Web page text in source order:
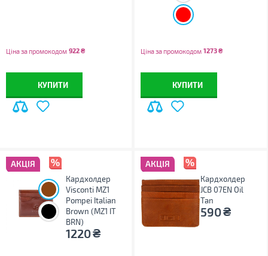
Ціна за промокодом 922₴
КУПИТИ
Ціна за промокодом 1273₴
КУПИТИ
АКЦІЯ
Кардхолдер
Visconti MZ1
Pompei Italian
Brown (MZ1 IT
BRN)
1220₴
АКЦІЯ
Кардхолдер
JCB 07EN Oil
Tan
590₴